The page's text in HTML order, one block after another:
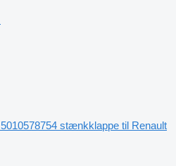
5010578754 stænkklappe til Renault